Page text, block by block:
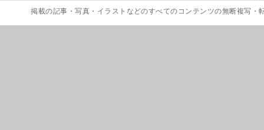
掲載の記事・写真・イラストなどのすべてのコンテンツの無断複